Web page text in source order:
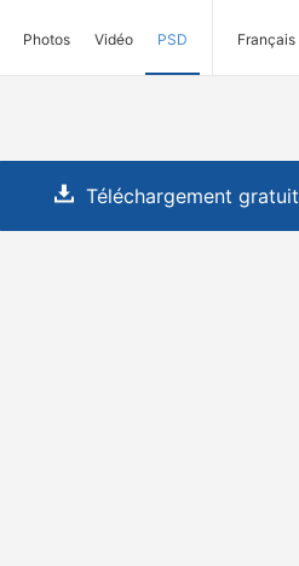
Photos Vidéo PSD Français
Téléchargement gratuit